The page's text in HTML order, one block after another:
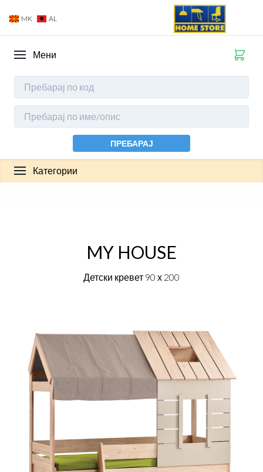
MK AL
Мени
ПРЕБАРАЈ
Категории
MY HOUSE
Детски кревет 90 х 200